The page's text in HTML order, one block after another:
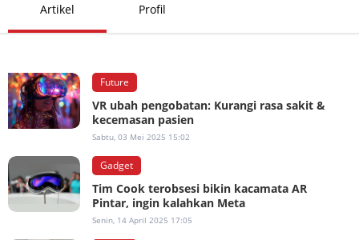
Artikel Profil
Future
VR ubah pengobatan: Kurangi rasa sakit &
kecemasan pasien
Sabtu, 03 Mei 2025 15:02
Gadget
Tim Cook terobsesi bikin kacamata AR
Pintar, ingin kalahkan Meta
Senin, 14 April 2025 17:05